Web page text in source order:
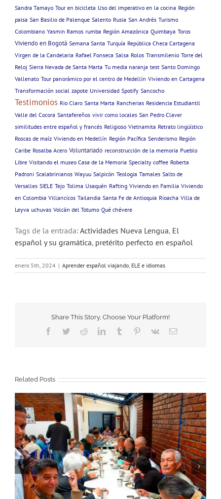
Sandra Tamayo Tour en bicicleta Uso del imperativo en la cocina Región
paisa San Basilio de Palenque Salento Rusia San Andrés Turismo
Colombiano Yasmin Ramos rumba Región Amazónica Quimbaya Toros
Viviendo en Bogotá Semana Santa Turquía República Checa Cartagena
Virgen de la Candelaria Rafael Fonseca Salsa Rolos Transmilenio Torre del
Reloj Sierra Nevada de Santa Marta Tu media naranja test Santo Domingo
Vallenato Tour panorámico por el centro de Medellín Viviendo en Cartagena
Transformación social zapote Universidad Spotify Sancocho
Testimonios Rio Claro Santa Marta Rancherias Residencia Estudiantil
Valle del Cocora Santafereños vivir como locales San Pedro Claver
similitudes entre español y francés Religioso Vietnamita Retrato lingüístico
Roscas de maíz Viviendo en Medellín Región Pacífica Senderismo Región
Caribe Rosalba Acero Voluntariado reconstrucción de la memoria Pueblo
Libre Visitando el museo Casa de la Memoria Specialty coffee Roberta
Padroni Scalabrinianos Wayuu Salpicón Teologia Tamales Salto de
Versalles SIELE Tejo Tolima Usaquén Rafting Viviendo en Familia Viviendo
en Colombia Villancicos Tailandia Santa Fe de Antioquia Rioacha Villa de
Leyva uchuvas Volcán del Totumo Qué chévere
Tags de la entrada: Actividades Nueva Lengua, El
español y su gramática, pretérito perfecto en español
enero 5th, 2024 | Aprender español viajando ELE e idiomas
Share This Story, Choose Your Platform!
Facebook
TwitterRedditLinkedInTumblr Pinterest
Vk Email
Related Posts
Novena de Navidad